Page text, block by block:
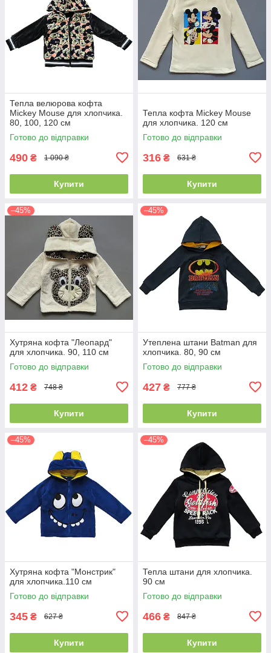
Тепла велюрова кофта
Mickey Mouse для хлопчика.
80, 100, 120 см
Готово до відправки
490 ₴ 1 090 ₴
Купити
Тепла кофта Mickey Mouse
для хлопчика. 120 см
Готово до відправки
316 ₴ 631 ₴
Купити
–45%
Хутряна кофта "Леопард"
для хлопчика. 90, 110 см
Готово до відправки
412 ₴ 748 ₴
Купити
–45%
Утеплена штани Batman для
хлопчика. 80, 90 см
Готово до відправки
427 ₴ 777 ₴
Купити
–45%
Хутряна кофта "Монстрик"
для хлопчика.110 см
Готово до відправки
345 ₴ 627 ₴
Купити
–45%
Тепла штани для хлопчика.
90 см
Готово до відправки
466 ₴ 847 ₴
Купити